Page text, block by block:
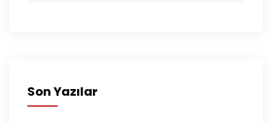
Son Yazılar